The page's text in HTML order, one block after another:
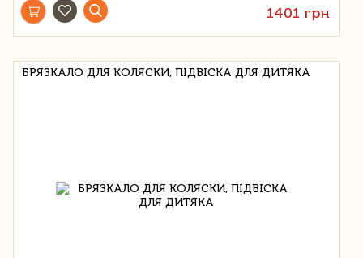
1401 грн
БРЯЗКАЛО ДЛЯ КОЛЯСКИ, ПІДВІСКА ДЛЯ ДИТЯКА